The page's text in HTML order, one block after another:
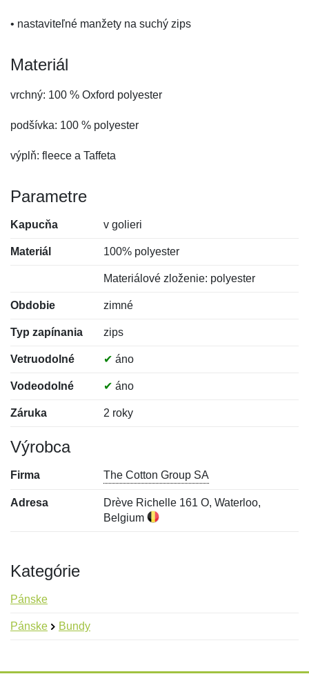
• nastaviteľné manžety na suchý zips
Materiál
vrchný: 100 % Oxford polyester
podšívka: 100 % polyester
výplň: fleece a Taffeta
Parametre
Kapucňa v golieri
Materiál 100% polyester
Materiálové zloženie: polyester
Obdobie zimné
Typ zapínania zips
Vetruodolné ✔ áno
Vodeodolné ✔ áno
Záruka 2 roky
Výrobca
Firma The Cotton Group SA
Adresa
Drève Richelle 161 O, Waterloo,
Belgium
Kategórie
Pánske
Pánske Bundy